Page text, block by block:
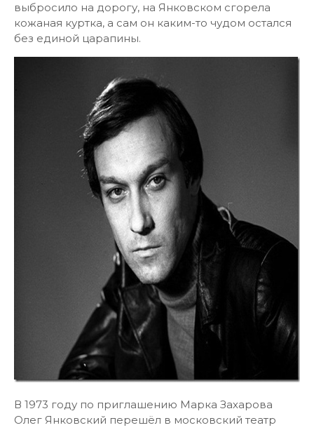
выбросило на дорогу, на Янковском сгорела
кожаная куртка, а сам он каким-то чудом остался
без единой царапины.
В 1973 году по приглашению Марка Захарова
Олег Янковский перешёл в московский театр